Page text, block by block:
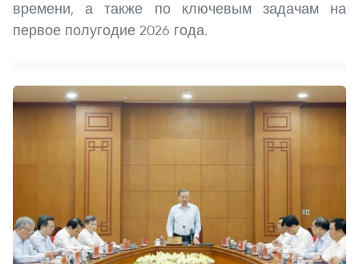
времени, а также по ключевым задачам на
первое полугодие 2026 года.